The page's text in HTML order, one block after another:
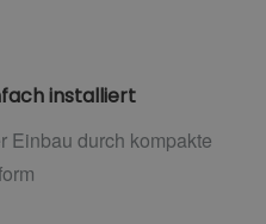
installiert
Einbau durch kompakte